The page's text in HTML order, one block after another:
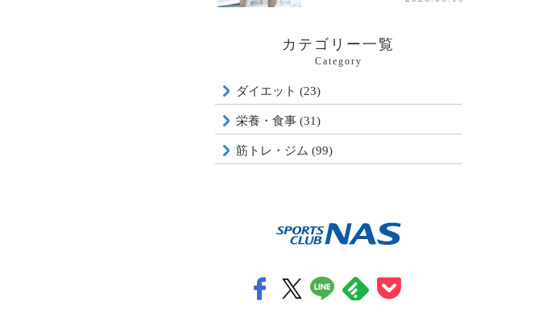
カテゴリー一覧
Category
ダイエット (23)
栄養・食事 (31)
筋トレ・ジム (99)